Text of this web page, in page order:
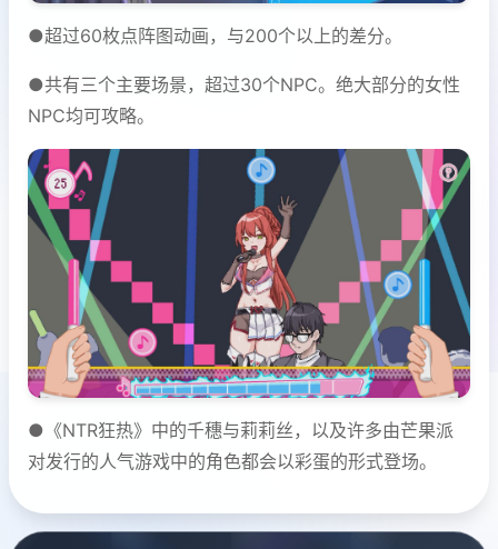
●超过60枚点阵图动画，与200个以上的差分。
●共有三个主要场景，超过30个NPC。绝大部分的女性
NPC均可攻略。
●《NTR狂热》中的千穗与莉莉丝，以及许多由芒果派
对发行的人气游戏中的角色都会以彩蛋的形式登场。